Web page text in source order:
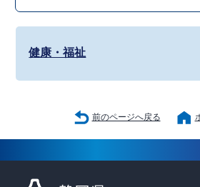
健康・福祉
前のページへ戻る